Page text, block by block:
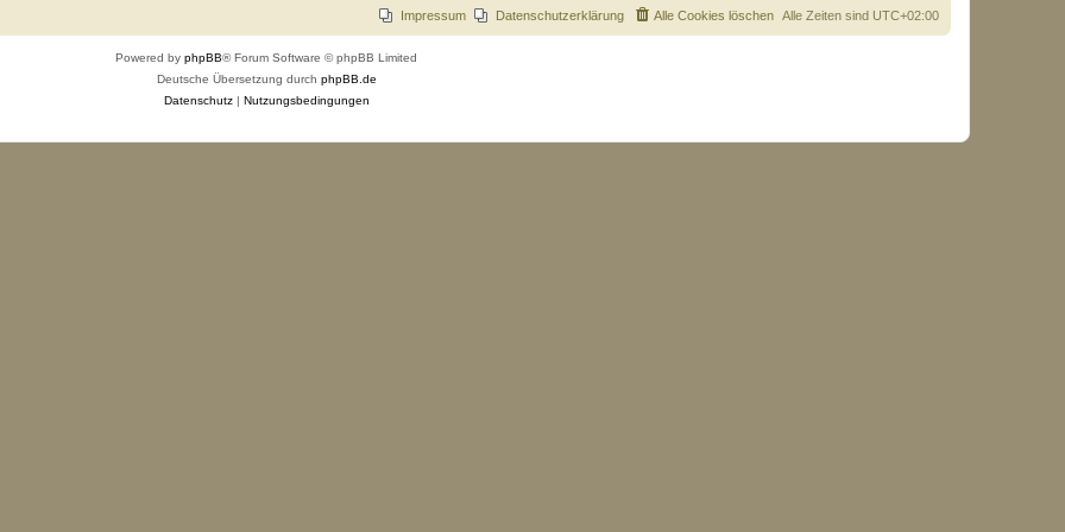
Alle Zeiten sind UTC+02:00
Alle Cookies löschen
Datenschutzerklärung
Impressum
Powered by phpBB® Forum Software © phpBB Limited
Deutsche Übersetzung durch phpBB.de
Datenschutz| Nutzungsbedingungen